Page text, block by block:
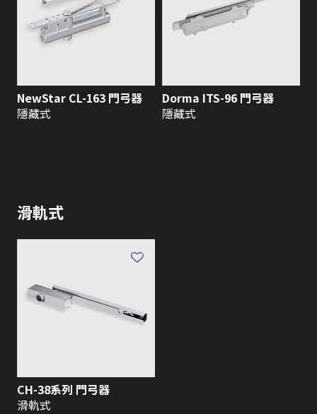
NewStar CL-163 門弓器
隱藏式
Dorma ITS-96 門弓器
隱藏式
滑軌式
CH-38系列 門弓器
滑軌式